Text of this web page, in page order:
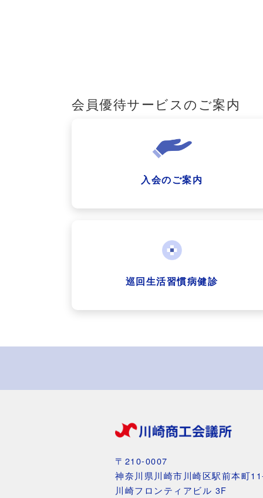
会員優待サービスのご案内
入会のご案内
巡回生活習慣病健診
〒210-0007
神奈川県川崎市川崎区駅前本町
川崎フロンティアビル 3F